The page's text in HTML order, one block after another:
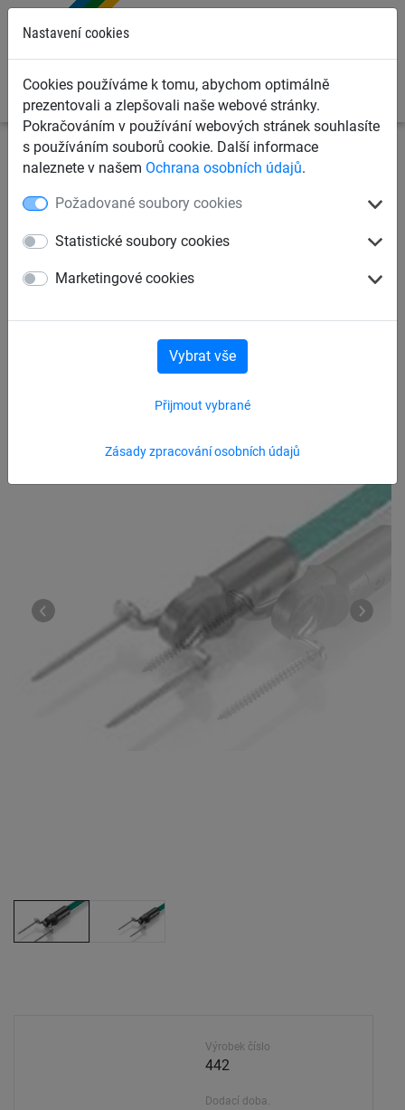
Nastavení cookies
Cookies používáme k tomu, abychom optimálně
prezentovali a zlepšovali naše webové stránky.
Pokračováním v používání webových stránek souhlasíte
s používáním souborů cookie. Další informace
naleznete v našem Ochrana osobních údajů.
Požadované soubory cookies
Statistické soubory cookies
Marketingové cookies
Zásady zpracování osobních údajů
Přijmout vybrané
Vybrat vše
Dětská lanová hřiště
Šplhací sítě, žebříky, lana
Ramínkový adaptér z
ušlechtilé oceli se šrouby do
Výrobek číslo
442
Dodací doba.